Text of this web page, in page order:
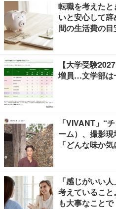
転職を考えた
いと安心して
間の生活費の目
【大学受験
増員…文学部は
「VIVANT」“
ーム）、撮影
「どんな味か
「感じがいい
考えているこ
も大事なことで